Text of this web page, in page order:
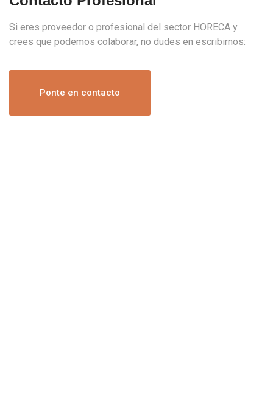
Si eres proveedor o profesional del sector HORECA y
crees que podemos colaborar, no dudes en escribirnos:
Ponte en contacto